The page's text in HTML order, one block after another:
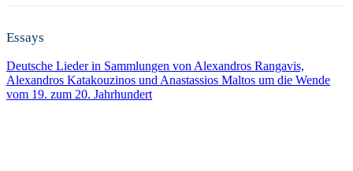
Essays
Deutsche Lieder in Sammlungen von Alexandros Rangavis,
Alexandros Katakouzinos und Anastassios Maltos um die Wende
vom 19. zum 20. Jahrhundert